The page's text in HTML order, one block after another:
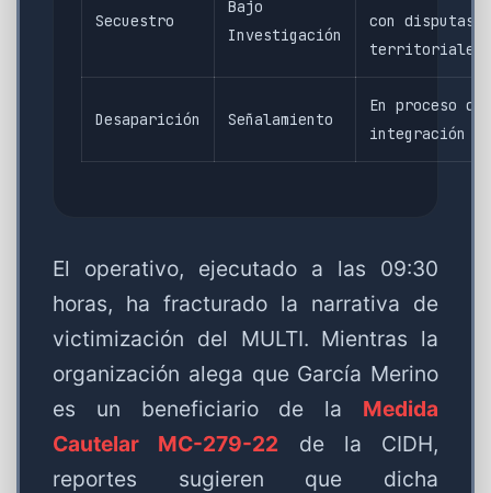
Secuestro
Bajo
Investigación
con disputas
territoriales
Desaparición Señalamiento
En proceso de
integración
El operativo, ejecutado a las 09:30
horas, ha fracturado la narrativa de
victimización del MULTI. Mientras la
organización alega que García Merino
es un beneficiario de la Medida
Cautelar MC-279-22 de la CIDH,
reportes sugieren que dicha